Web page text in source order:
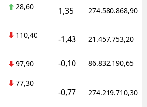
28,60 1,35 274.580.868,90
110,40 -1,43 21.457.753,20
97,90 -0,10 86.832.190,65
77,30
-0,77 274.219.710,30